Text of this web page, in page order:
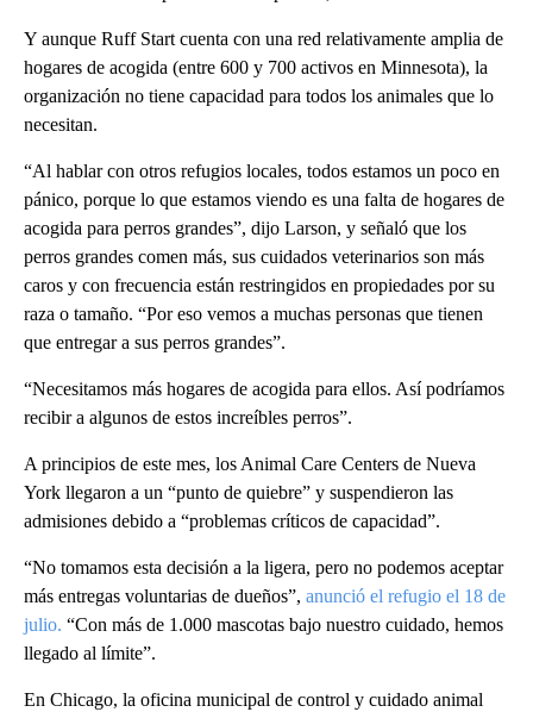
Y aunque Ruff Start cuenta con una red relativamente amplia de
hogares de acogida (entre 600 y 700 activos en Minnesota), la
organización no tiene capacidad para todos los animales que lo
necesitan.
“Al hablar con otros refugios locales, todos estamos un poco en
pánico, porque lo que estamos viendo es una falta de hogares de
acogida para perros grandes”, dijo Larson, y señaló que los
perros grandes comen más, sus cuidados veterinarios son más
caros y con frecuencia están restringidos en propiedades por su
raza o tamaño. “Por eso vemos a muchas personas que tienen
que entregar a sus perros grandes”.
“Necesitamos más hogares de acogida para ellos. Así podríamos
recibir a algunos de estos increíbles perros”.
A principios de este mes, los Animal Care Centers de Nueva
York llegaron a un “punto de quiebre” y suspendieron las
admisiones debido a “problemas críticos de capacidad”.
“No tomamos esta decisión a la ligera, pero no podemos aceptar
más entregas voluntarias de dueños”, anunció el refugio el 18 de
julio. “Con más de 1.000 mascotas bajo nuestro cuidado, hemos
llegado al límite”.
En Chicago, la oficina municipal de control y cuidado animal